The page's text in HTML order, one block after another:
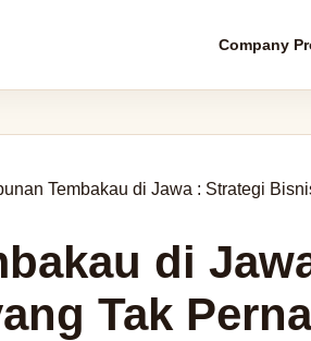
Company
Tembakau di Jawa : Strategi
di
Tak